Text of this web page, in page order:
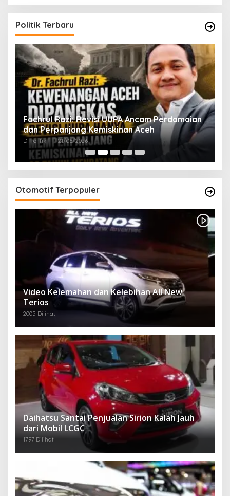
Politik Terbaru
Fachrul Razi: Revisi UUPA Ancam Perdamaian
dan Perpanjang Kemiskinan Aceh
Di Politik 21/06/2026
Otomotif Terpopuler
Video Kelemahan dan Kelebihan All New
Terios
2005 Dilihat
Daihatsu Santai Penjualan Sirion Kalah Jauh
dari Mobil LCGC
1797 Dilihat